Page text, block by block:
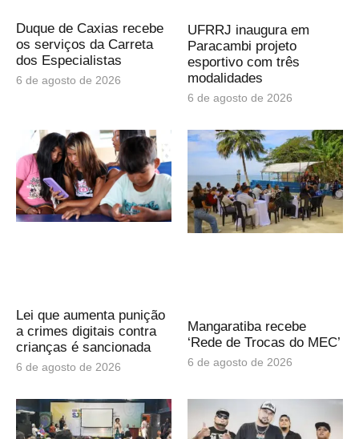
Duque de Caxias recebe
os serviços da Carreta
dos Especialistas
6 de agosto de 2026
UFRRJ inaugura em
Paracambi projeto
esportivo com três
modalidades
6 de agosto de 2026
Lei que aumenta punição
a crimes digitais contra
crianças é sancionada
6 de agosto de 2026
Mangaratiba recebe
‘Rede de Trocas do MEC’
6 de agosto de 2026